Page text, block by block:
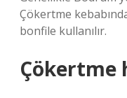
Çökertme
bonfile kullanılır.
Çökertme